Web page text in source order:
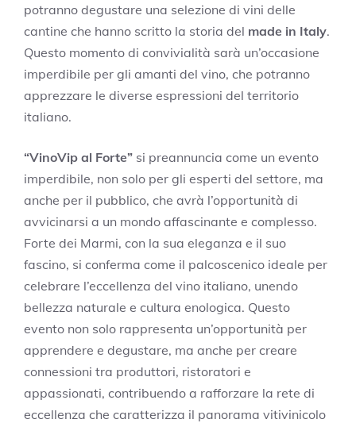
potranno degustare una selezione di vini delle
cantine che hanno scritto la storia del made in Italy.
Questo momento di convivialità sarà un’occasione
imperdibile per gli amanti del vino, che potranno
apprezzare le diverse espressioni del territorio
italiano.
“VinoVip al Forte” si preannuncia come un evento
imperdibile, non solo per gli esperti del settore, ma
anche per il pubblico, che avrà l’opportunità di
avvicinarsi a un mondo affascinante e complesso.
Forte dei Marmi, con la sua eleganza e il suo
fascino, si conferma come il palcoscenico ideale per
celebrare l’eccellenza del vino italiano, unendo
bellezza naturale e cultura enologica. Questo
evento non solo rappresenta un’opportunità per
apprendere e degustare, ma anche per creare
connessioni tra produttori, ristoratori e
appassionati, contribuendo a rafforzare la rete di
eccellenza che caratterizza il panorama vitivinicolo